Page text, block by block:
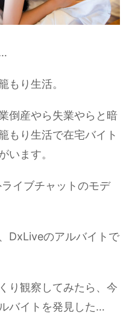
もり生活。
倒産やら失業やらと暗
もり生活で在宅バイト
います。
ライブチャットのモデ
DxLiveのアルバイトで
り観察してみたら、今
バイトを発見した…